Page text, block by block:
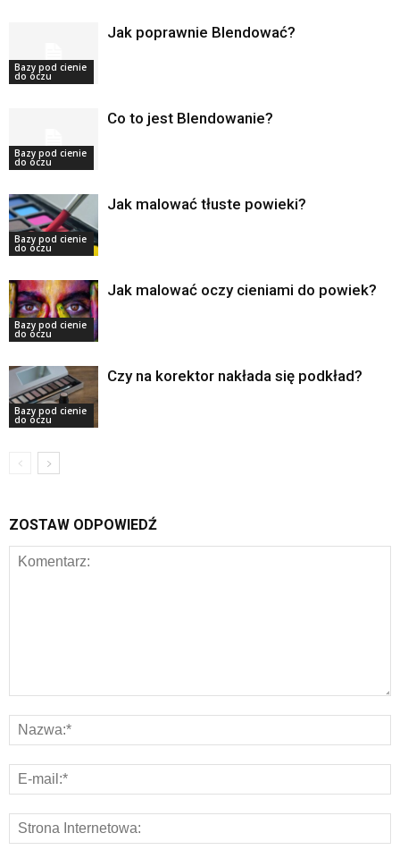
Bazy pod cienie
do oczu
Jak poprawnie Blendować?
Bazy pod cienie
do oczu
Co to jest Blendowanie?
Bazy pod cienie
do oczu
Jak malować tłuste powieki?
Bazy pod cienie
do oczu
Jak malować oczy cieniami do powiek?
Bazy pod cienie
do oczu
Czy na korektor nakłada się podkład?
ZOSTAW ODPOWIEDŹ